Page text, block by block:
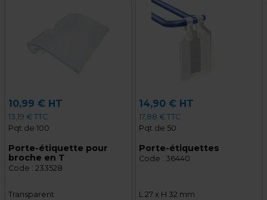
10,99 € HT
13,19 € TTC
Pqt de 100
Porte-étiquette pour
broche en T
Code : 233528
Transparent
14,90 € HT
17,88 € TTC
Pqt de 50
Porte-étiquettes
Code : 36440
L 27 x H 32 mm